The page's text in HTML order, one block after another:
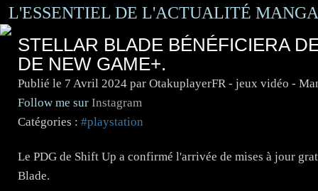
L'ESSENTIEL DE L'ACTUALITÉ
STELLAR BLADE BÉNÉFICIERA
DE NEW GAME+.
Publié le 7 Avril 2024 par OtakuplayerFR - jeux vidéo -
Follow me sur Instagram
Catégories : #playstation
Le PDG de Shift Up a confirmé l'arrivée de mises à jour
Blade.